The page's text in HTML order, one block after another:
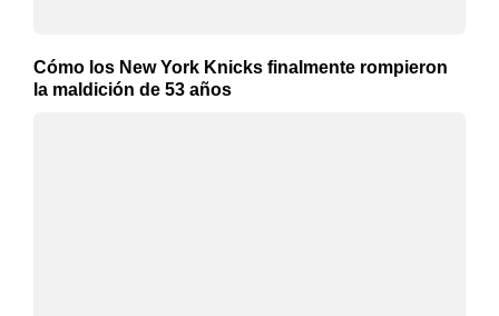
Cómo los New York Knicks finalmente rompieron
la maldición de 53 años